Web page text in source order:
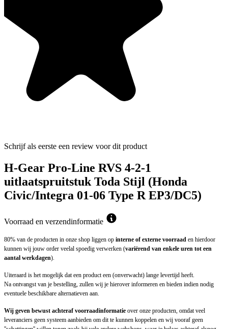
Schrijf als eerste een review voor dit product
H-Gear Pro-Line RVS 4-2-1
uitlaatspruitstuk Toda Stijl (Honda
Civic/Integra 01-06 Type R EP3/DC5)
Voorraad en verzendinformatie
80% van de producten in onze shop liggen op interne of externe voorraad en hierdoor
kunnen wij jouw order veelal spoedig verwerken (variërend van enkele uren tot een
aantal werkdagen).
Uiteraard is het mogelijk dat een product een (onverwacht) lange levertijd heeft.
Na ontvangst van je bestelling, zullen wij je hierover informeren en bieden indien nodig
eventuele beschikbare alternatieven aan.
Wij geven bewust achteraf voorraadinformatie over onze producten, omdat veel
leveranciers geen systeem aanbieden om dit te kunnen koppelen en wij vooraf geen